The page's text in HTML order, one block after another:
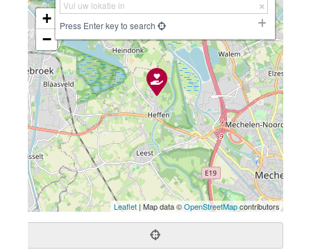
+
−
Press Enter key to search
Leaflet | Map data ©OpenStreetMapcontributors